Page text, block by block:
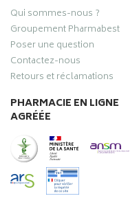
Qui sommes-nous ?
Groupement Pharmabest
Poser une question
Contactez-nous
Retours et réclamations
PHARMACIE EN LIGNE
AGRÉÉE